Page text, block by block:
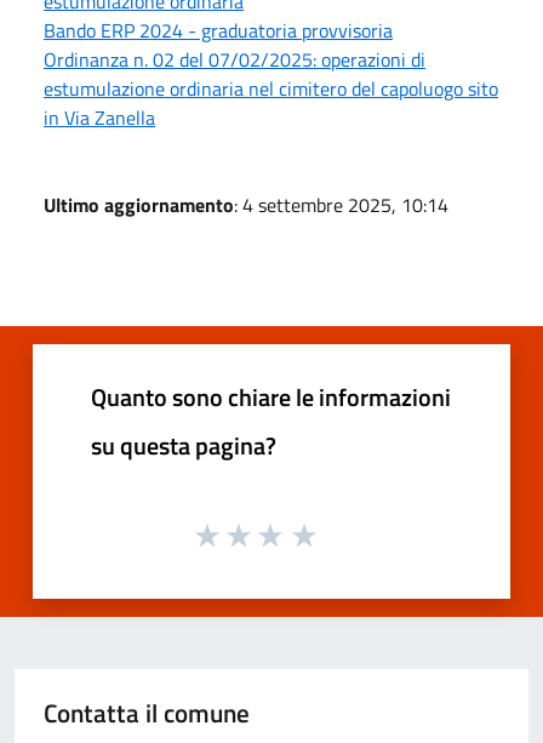
Bando ERP 2024 - graduatoria provvisoria
Ordinanza n. 02 del 07/02/2025: operazioni di
estumulazione ordinaria nel cimitero del capoluogo sito
in Via Zanella
Ultimo aggiornamento: 4 settembre 2025, 10:14
Quanto sono chiare le informazioni
su questa pagina?
Contatta il comune